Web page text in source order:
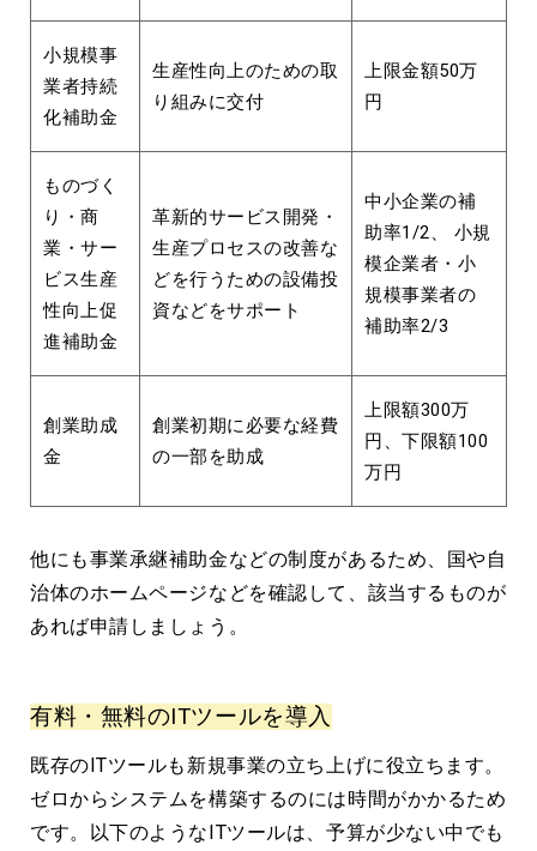
小規模事
業者持続
化補助金
生産性向上のための取
り組みに交付
上限金額50万
円
ものづく
り・商
業・サー
ビス生産
性向上促
進補助金
革新的サービス開発・
生産プロセスの改善な
どを行うための設備投
資などをサポート
中小企業の補
助率1/2、 小規
模企業者・小
規模事業者の
補助率2/3
創業助成
金
創業初期に必要な経費
の一部を助成
上限額300万
円、下限額100
万円
他にも事業承継補助金などの制度があるため、国や自
治体のホームページなどを確認して、該当するものが
あれば申請しましょう。
有料・無料のITツールを導入
既存のITツールも新規事業の立ち上げに役立ちます。
ゼロからシステムを構築するのには時間がかかるため
です。以下のようなITツールは、予算が少ない中でも